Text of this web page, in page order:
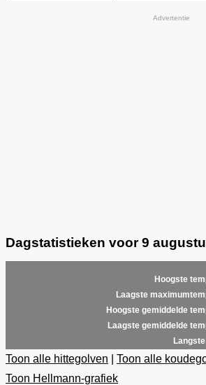
Advertentie
Dagstatistieken voor 9
Hoogste
Laagste
Hoogste gemiddelde
Laagste gemiddelde
Toon alle hittegolven
Toon alle
Toon Hellmann-grafiek